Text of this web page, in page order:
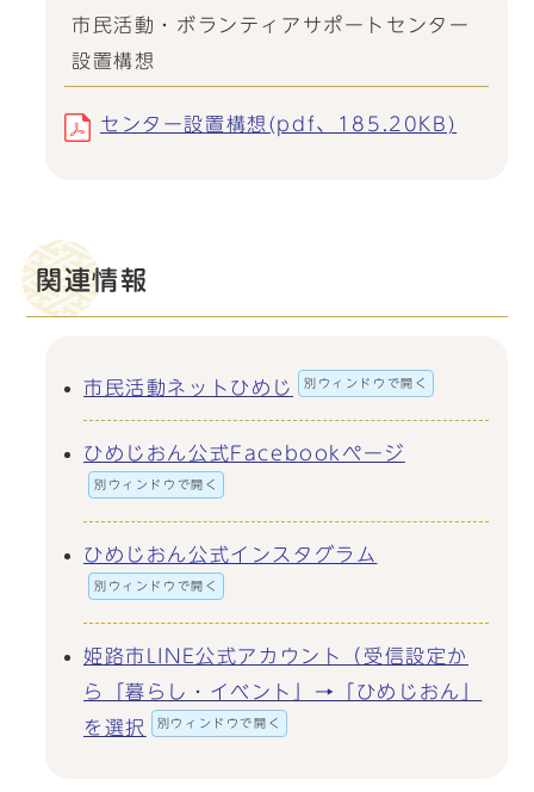
市民活動・ボランティアサポートセンター
設置構想
センター設置構想(pdf、185.20KB)
関連情報
市民活動ネットひめじ 別ウィンドウで開く
ひめじおん公式Facebookページ
別ウィンドウで開く
ひめじおん公式インスタグラム
別ウィンドウで開く
姫路市LINE公式アカウント（受信設定か
ら「暮らし・イベント」→「ひめじおん」
を選択
別ウィンドウで開く